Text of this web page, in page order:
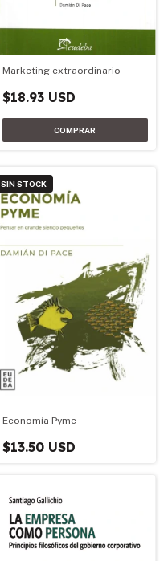
Marketing extraordinario
$18.93 USD
SIN STOCK
Economía Pyme
$13.50 USD